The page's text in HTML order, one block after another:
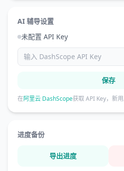
AI 辅导设置
未配置 API Key
保存
在阿里云 DashScope获取 API Key，新
进度备份
导出进度